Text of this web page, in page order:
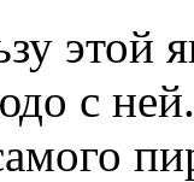
этой
с